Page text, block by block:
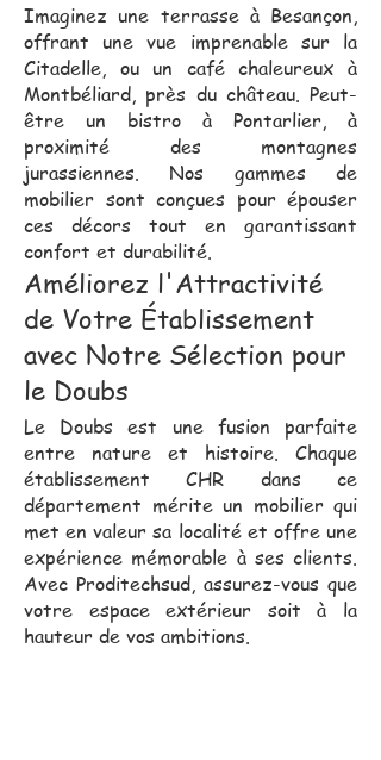
Imaginez une terrasse à Besançon,
offrant une vue imprenable sur la
Citadelle, ou un café chaleureux à
Montbéliard, près du château. Peut-
être un bistro à Pontarlier, à
proximité des montagnes
jurassiennes. Nos gammes de
mobilier sont conçues pour épouser
ces décors tout en garantissant
confort et durabilité.
Améliorez l'Attractivité
de Votre Établissement
avec Notre Sélection pour
le Doubs
Le Doubs est une fusion parfaite
entre nature et histoire. Chaque
établissement CHR dans ce
département mérite un mobilier qui
met en valeur sa localité et offre une
expérience mémorable à ses clients.
Avec Proditechsud, assurez-vous que
votre espace extérieur soit à la
hauteur de vos ambitions.